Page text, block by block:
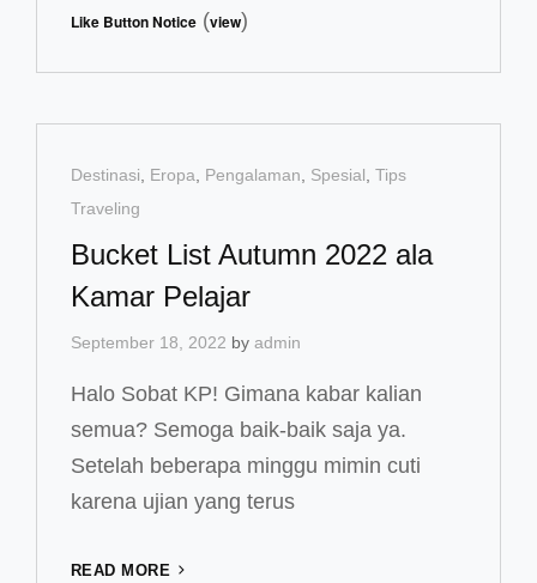
CHRISTMAS
Like Button Notice (view)
Cat
Links
Destinasi Eropa Pengalaman Spesial Tips
Traveling
Bucket List Autumn 2022 ala
Kamar Pelajar
September 18, 2022 by admin
Halo Sobat KP! Gimana kabar kalian
semua? Semoga baik-baik saja ya.
Setelah beberapa minggu mimin cuti
karena ujian yang terus
READ MORE